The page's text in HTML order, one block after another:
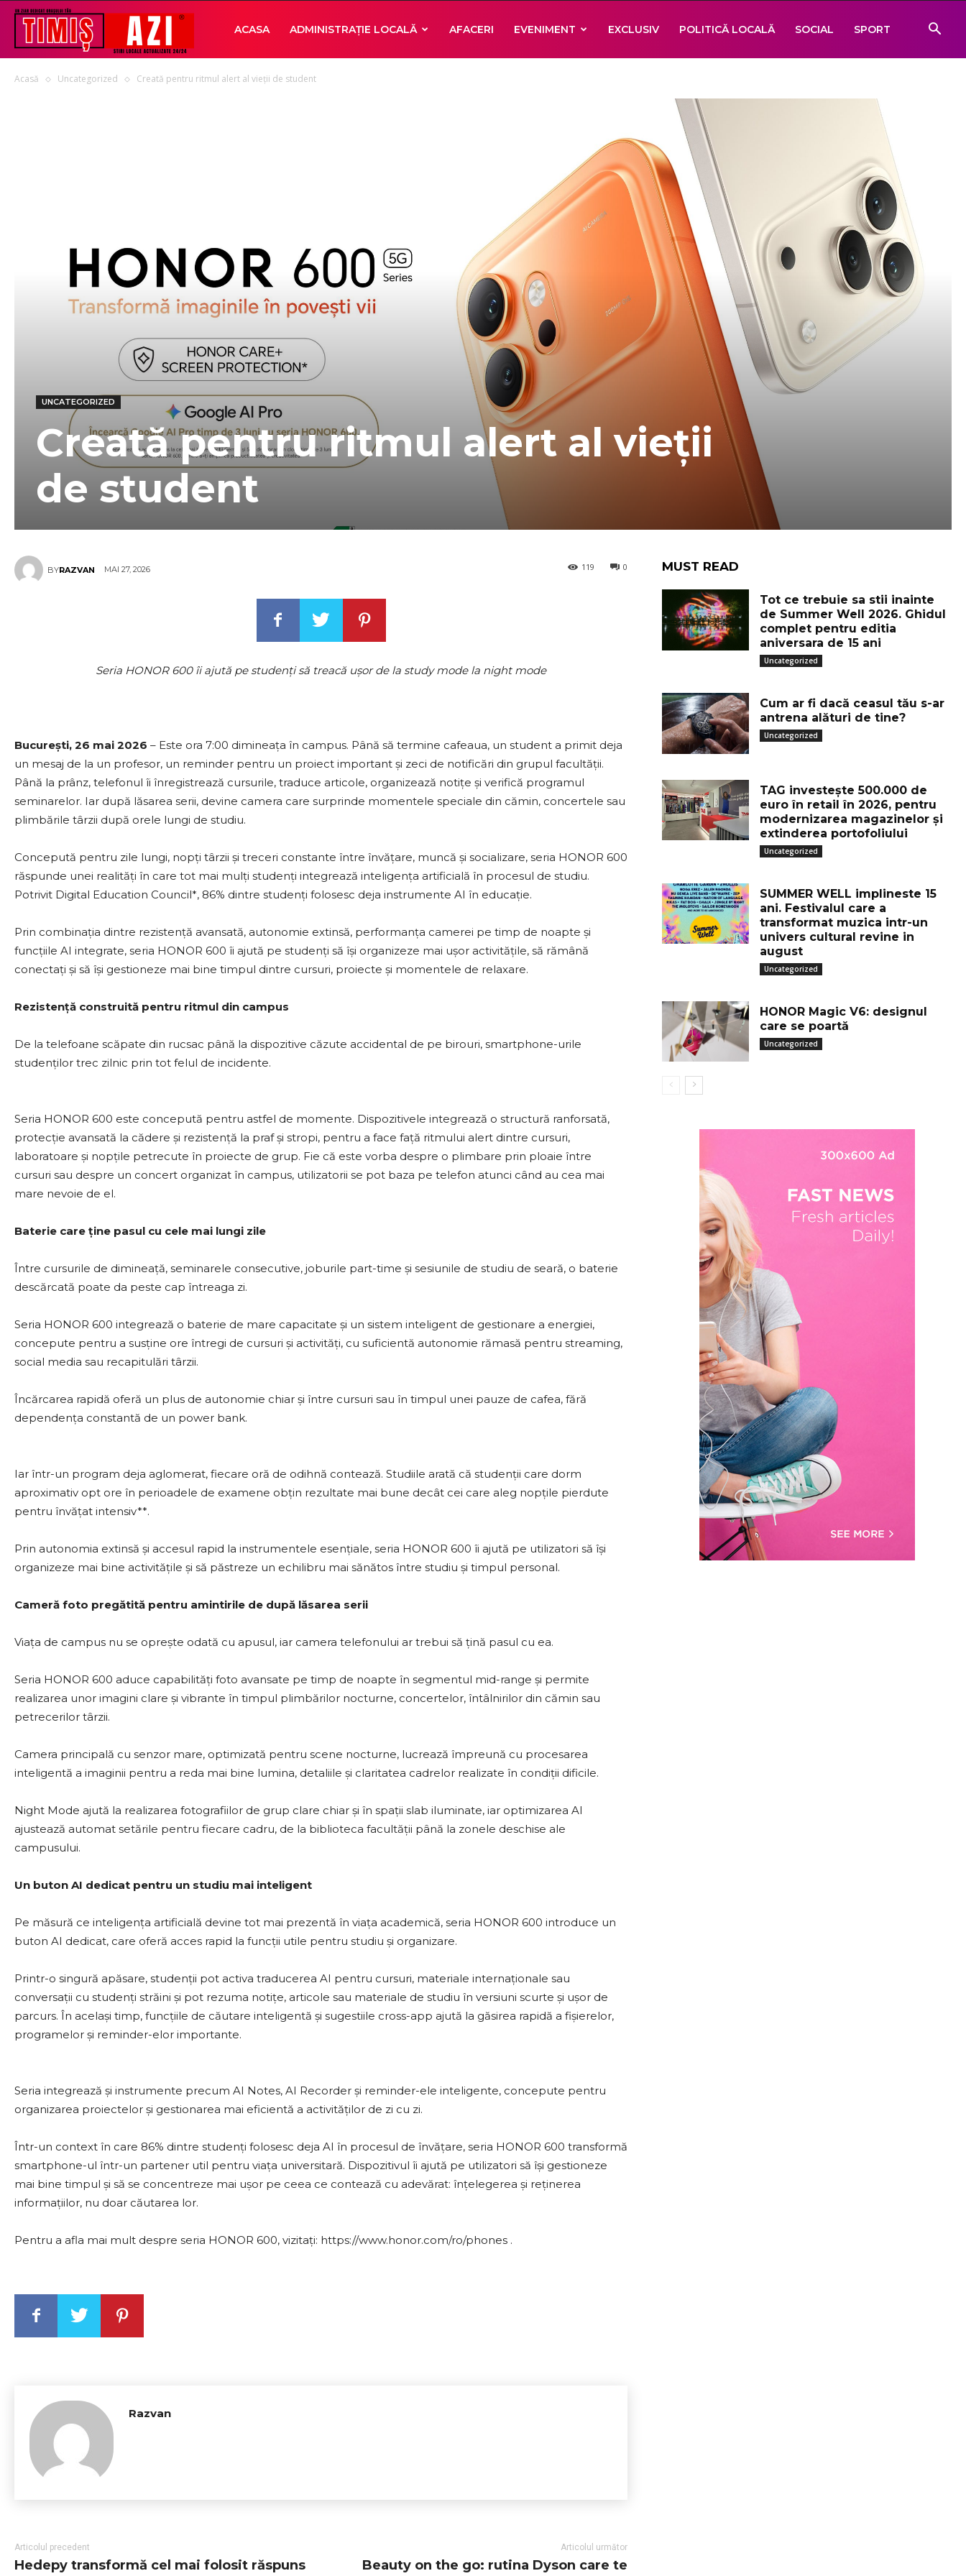
AZI
ACASA ADMINISTRAȚIE LOCALĂ AFACERI EVENIMENT EXCLUSIV POLITICĂ LOCALĂ SOCIAL SPORT
Acasă Uncategorized Creată pentru ritmul alert al vieții de student
UNCATEGORIZED
Creată pentru ritmul alert al vieții
de student
BYRAZVAN MAI 27, 2026 0
119
Seria HONOR 600 îi ajută pe studenți să treacă ușor de la study mode la night mode
București, 26 mai 2026 – Este ora 7:00 dimineața în campus. Până să termine cafeaua, un student a primit deja
un mesaj de la un profesor, un reminder pentru un proiect important și zeci de notificări din grupul facultății.
Până la prânz, telefonul îi înregistrează cursurile, traduce articole, organizează notițe și verifică programul
seminarelor. Iar după lăsarea serii, devine camera care surprinde momentele speciale din cămin, concertele sau
plimbările târzii după orele lungi de studiu.
Concepută pentru zile lungi, nopți târzii și treceri constante între învățare, muncă și socializare, seria HONOR 600
răspunde unei realități în care tot mai mulți studenți integrează inteligența artificială în procesul de studiu.
Potrivit Digital Education Council*, 86% dintre studenți folosesc deja instrumente AI în educație.
Prin combinația dintre rezistență avansată, autonomie extinsă, performanța camerei pe timp de noapte și
funcțiile AI integrate, seria HONOR 600 îi ajută pe studenți să își organizeze mai ușor activitățile, să rămână
conectați și să își gestioneze mai bine timpul dintre cursuri, proiecte și momentele de relaxare.
Rezistență construită pentru ritmul din campus
De la telefoane scăpate din rucsac până la dispozitive căzute accidental de pe birouri, smartphone-urile
studenților trec zilnic prin tot felul de incidente.
Seria HONOR 600 este concepută pentru astfel de momente. Dispozitivele integrează o structură ranforsată,
protecție avansată la cădere și rezistență la praf și stropi, pentru a face față ritmului alert dintre cursuri,
laboratoare și nopțile petrecute în proiecte de grup. Fie că este vorba despre o plimbare prin ploaie între
cursuri sau despre un concert organizat în campus, utilizatorii se pot baza pe telefon atunci când au cea mai
mare nevoie de el.
Baterie care ține pasul cu cele mai lungi zile
Între cursurile de dimineață, seminarele consecutive, joburile part-time și sesiunile de studiu de seară, o baterie
descărcată poate da peste cap întreaga zi.
Seria HONOR 600 integrează o baterie de mare capacitate și un sistem inteligent de gestionare a energiei,
concepute pentru a susține ore întregi de cursuri și activități, cu suficientă autonomie rămasă pentru streaming,
social media sau recapitulări târzii.
Încărcarea rapidă oferă un plus de autonomie chiar și între cursuri sau în timpul unei pauze de cafea, fără
dependența constantă de un power bank.
Iar într-un program deja aglomerat, fiecare oră de odihnă contează. Studiile arată că studenții care dorm
aproximativ opt ore în perioadele de examene obțin rezultate mai bune decât cei care aleg nopțile pierdute
pentru învățat intensiv**.
Prin autonomia extinsă și accesul rapid la instrumentele esențiale, seria HONOR 600 îi ajută pe utilizatori să își
organizeze mai bine activitățile și să păstreze un echilibru mai sănătos între studiu și timpul personal.
Cameră foto pregătită pentru amintirile de după lăsarea serii
Viața de campus nu se oprește odată cu apusul, iar camera telefonului ar trebui să țină pasul cu ea.
Seria HONOR 600 aduce capabilități foto avansate pe timp de noapte în segmentul mid-range și permite
realizarea unor imagini clare și vibrante în timpul plimbărilor nocturne, concertelor, întâlnirilor din cămin sau
petrecerilor târzii.
Camera principală cu senzor mare, optimizată pentru scene nocturne, lucrează împreună cu procesarea
inteligentă a imaginii pentru a reda mai bine lumina, detaliile și claritatea cadrelor realizate în condiții dificile.
Night Mode ajută la realizarea fotografiilor de grup clare chiar și în spații slab iluminate, iar optimizarea AI
ajustează automat setările pentru fiecare cadru, de la biblioteca facultății până la zonele deschise ale
campusului.
Un buton AI dedicat pentru un studiu mai inteligent
Pe măsură ce inteligența artificială devine tot mai prezentă în viața academică, seria HONOR 600 introduce un
buton AI dedicat, care oferă acces rapid la funcții utile pentru studiu și organizare.
Printr-o singură apăsare, studenții pot activa traducerea AI pentru cursuri, materiale internaționale sau
conversații cu studenți străini și pot rezuma notițe, articole sau materiale de studiu în versiuni scurte și ușor de
parcurs. În același timp, funcțiile de căutare inteligentă și sugestiile cross-app ajută la găsirea rapidă a fișierelor,
programelor și reminder-elor importante.
Seria integrează și instrumente precum AI Notes, AI Recorder și reminder-ele inteligente, concepute pentru
organizarea proiectelor și gestionarea mai eficientă a activităților de zi cu zi.
Într-un context în care 86% dintre studenți folosesc deja AI în procesul de învățare, seria HONOR 600 transformă
smartphone-ul într-un partener util pentru viața universitară. Dispozitivul îi ajută pe utilizatori să își gestioneze
mai bine timpul și să se concentreze mai ușor pe ceea ce contează cu adevărat: înțelegerea și reținerea
informațiilor, nu doar căutarea lor.
Pentru a afla mai mult despre seria HONOR 600, vizitați: https://www.honor.com/ro/phones .
Razvan
Articolul precedent
Hedepy transformă cel mai folosit răspuns
Articolul următor
Beauty on the go: rutina Dyson care te
MUST READ
Tot ce trebuie sa stii inainte
de Summer Well 2026. Ghidul
complet pentru editia
aniversara de 15 ani
Uncategorized
Cum ar fi dacă ceasul tău s-ar
antrena alături de tine?
Uncategorized
TAG investește 500.000 de
euro în retail în 2026, pentru
modernizarea magazinelor și
extinderea portofoliului
Uncategorized
SUMMER WELL implineste 15
ani. Festivalul care a
transformat muzica intr-un
univers cultural revine in
august
Uncategorized
HONOR Magic V6: designul
care se poartă
Uncategorized